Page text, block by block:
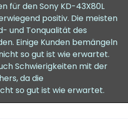
für den Sony KD-43X80L
positiv. Die meisten
und Tonqualität des
Einige Kunden bemängeln
so gut ist wie erwartet.
Schwierigkeiten mit der
da die
so gut ist wie erwartet.